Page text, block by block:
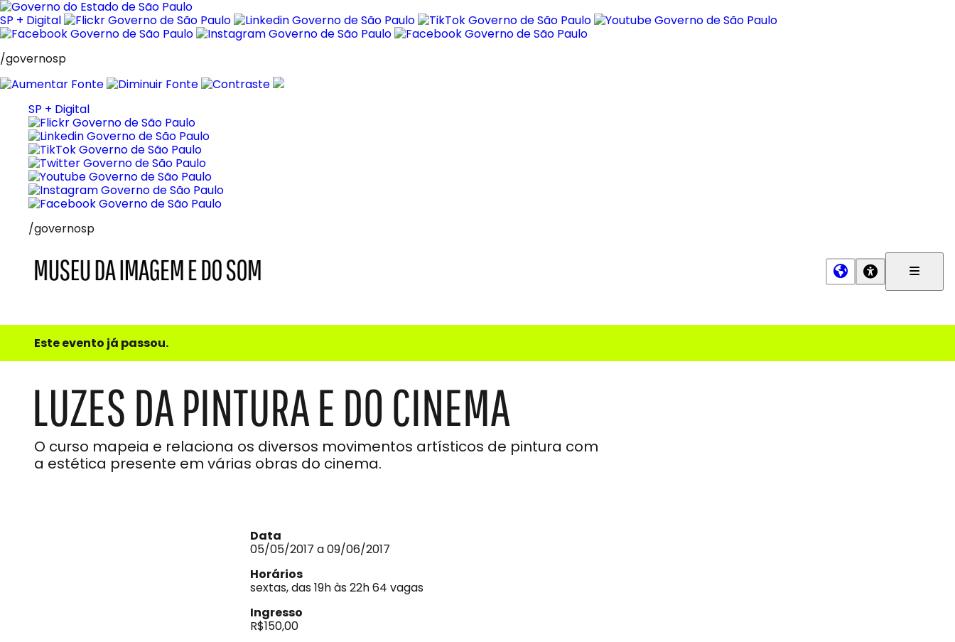
Pular
para
o
SP + Digital
/governosp
SP + Digital
/governosp
e
do
Som
Este evento já passou.
LUZES DA PINTURA E DO CINEMA
O curso mapeia e relaciona os diversos movimentos artísticos de pintura com
a estética presente em várias obras do cinema.
Data
05/05/2017 a 09/06/2017
Horários
sextas, das 19h às 22h 64 vagas
Ingresso
R$150,00